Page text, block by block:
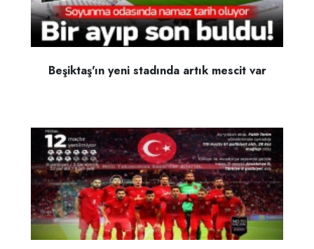
Beşiktaş'ın yeni stadında artık mescit var